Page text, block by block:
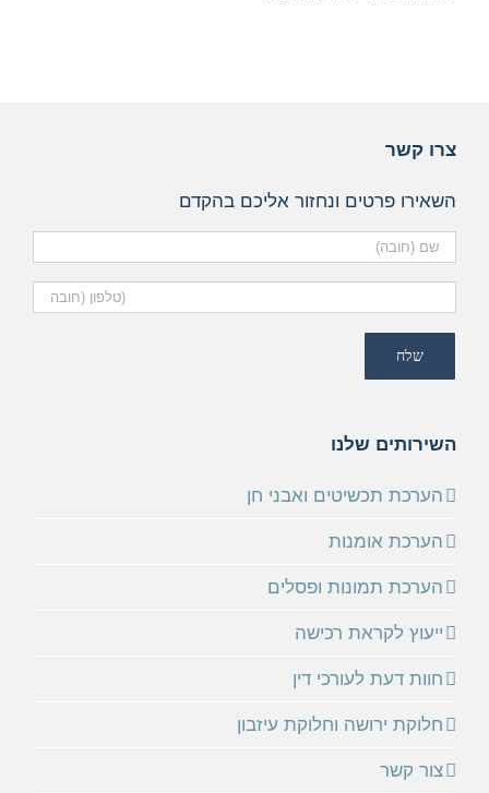
צרו קשר
השאירו פרטים ונחזור אליכם בהקדם
השירותים שלנו
הערכת תכשיטים ואבני חן
הערכת אומנות
הערכת תמונות ופסלים
ייעוץ לקראת רכישה
חוות דעת לעורכי דין
חלוקת ירושה וחלוקת עיזבון
צור קשר